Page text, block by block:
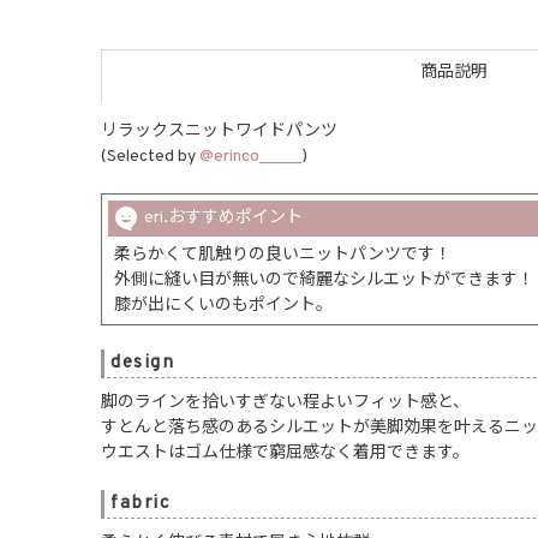
商品説明
リラックスニットワイドパンツ
(Selected by @erinco_____ )
eri.おすすめポイント
柔らかくて肌触りの良いニットパンツです！
外側に縫い目が無いので綺麗なシルエットができます！
膝が出にくいのもポイント。
design
脚のラインを拾いすぎない程よいフィット感と、
すとんと落ち感のあるシルエットが美脚効果を叶えるニッ
ウエストはゴム仕様で窮屈感なく着用できます。
fabric